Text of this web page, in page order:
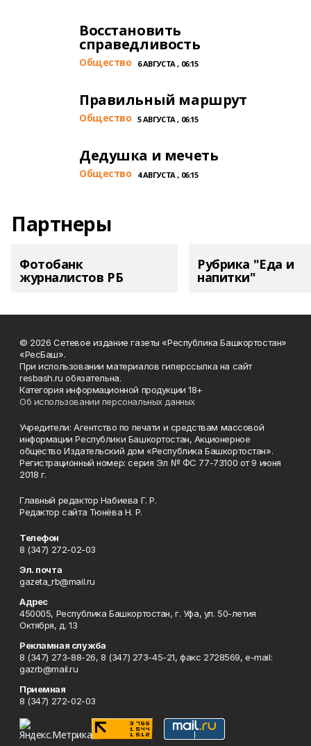
Восстановить
справедливость
Общество 6 АВГУСТА , 06:15
Правильный маршрут
Общество 5 АВГУСТА , 06:15
Дедушка и мечеть
Общество 4 АВГУСТА , 06:15
Партнеры
Фотобанк
журналистов РБ
Рубрика "Еда и
напитки"
© 2026 Сетевое издание газеты «Республика Башкортостан»
«РесБаш».
При использовании материалов гиперссылка на сайт
resbash.ru обязательна.
Категория информационной продукции 18+
Об использовании персональных данных
Учредители: Агентство по печати и средствам массовой
информации Республики Башкортостан, Акционерное
общество Издательский дом «Республика Башкортостан».
Регистрационный номер: серия Эл № ФС 77-73100 от 9 июня
2018 г.
Главный редактор Набиева Г. Р.
Редактор сайта Тюнёва Н. Р.
Телефон
8 (347) 272-02-03
Эл. почта
gazeta_rb@mail.ru
Адрес
450005, Республика Башкортостан, г. Уфа, ул. 50-летия
Октября, д. 13
Рекламная служба
8 (347) 273-88-26, 8 (347) 273-45-21, факс 2728569, e-mail:
gazrb@mail.ru
Приемная
8 (347) 272-02-03